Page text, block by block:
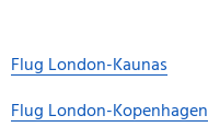
Flug London-Kaunas
Flug London-Kopenhagen